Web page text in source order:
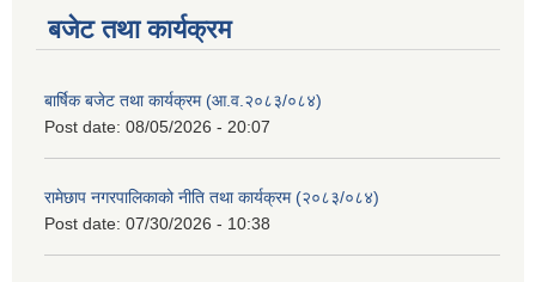
बजेट तथा कार्यक्रम
बार्षिक बजेट तथा कार्यक्रम (आ.व.२०८३/०८४)
Post date: 08/05/2026 - 20:07
रामेछाप नगरपालिकाको नीति तथा कार्यक्रम (२०८३/०८४)
Post date: 07/30/2026 - 10:38